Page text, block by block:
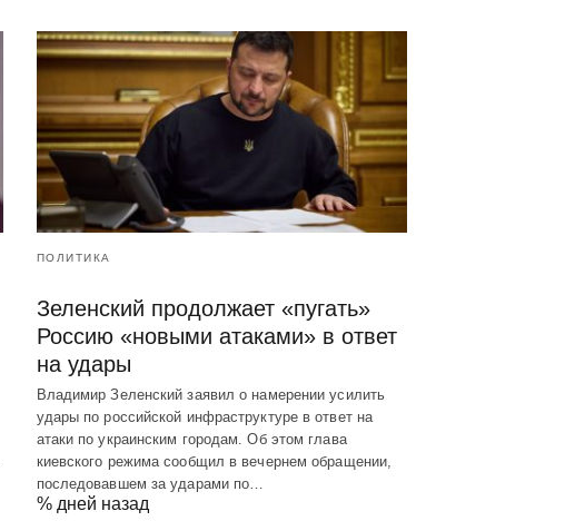
ПОЛИТИКА
Зеленский продолжает «пугать»
Россию «новыми атаками» в ответ
на удары
Владимир Зеленский заявил о намерении усилить
удары по российской инфраструктуре в ответ на
атаки по украинским городам. Об этом глава
киевского режима сообщил в вечернем обращении,
последовавшем за ударами по…
% дней назад